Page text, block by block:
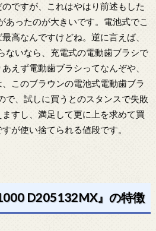
ですが、これはやはり前述もした
あったのが大きいです。電池式でこ
高なんですけどね。逆に言えば、
ないなら、充電式の電動歯ブラシで
えず電動歯ブラシってなんぞや、
このブラウンの電池式電動歯ブラ
で、試しに買うとのスタンスで失敗
すし、満足して更に上を求めて買
が使い捨てられる値段です。
D205132MX』の特徴